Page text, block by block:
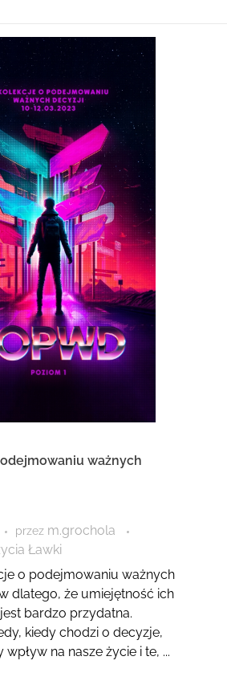
ważnych
przez m.grochola
Ławki
o podejmowaniu ważnych
dlatego, że umiejętność ich
bardzo przydatna.
kiedy chodzi o decyzje,
na nasze życie i te, ...